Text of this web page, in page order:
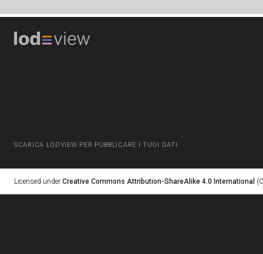
SCARICA LODVIEW PER PUBBLICARE I TUOI DATI
Licensed under Creative Commons Attribution-ShareAlike 4.0 International